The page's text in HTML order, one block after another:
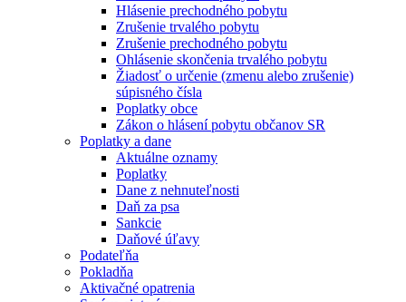
Hlásenie prechodného pobytu
Zrušenie trvalého pobytu
Zrušenie prechodného pobytu
Ohlásenie skončenia trvalého pobytu
Žiadosť o určenie (zmenu alebo zrušenie)
súpisného čísla
Poplatky obce
Zákon o hlásení pobytu občanov SR
Poplatky a dane
Aktuálne oznamy
Poplatky
Dane z nehnuteľnosti
Daň za psa
Sankcie
Daňové úľavy
Podateľňa
Pokladňa
Aktivačné opatrenia